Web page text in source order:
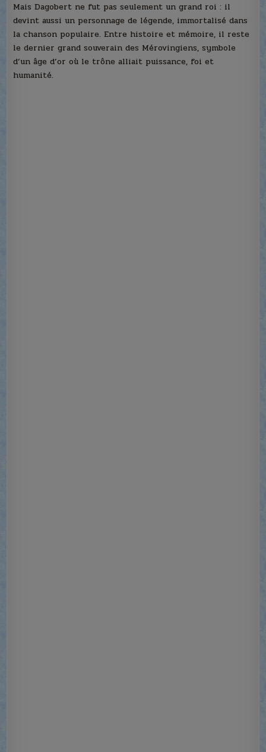
Mais Dagobert ne fut pas seulement un grand roi : il
devint aussi un personnage de légende, immortalisé dans
la chanson populaire. Entre histoire et mémoire, il reste
le dernier grand souverain des Mérovingiens, symbole
d’un âge d’or où le trône alliait puissance, foi et
humanité.